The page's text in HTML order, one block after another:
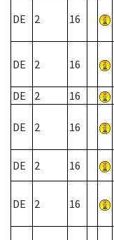
DE 2 16
DE 2 16
DE 2 16
DE 2 16
DE 2 16
DE 2 16